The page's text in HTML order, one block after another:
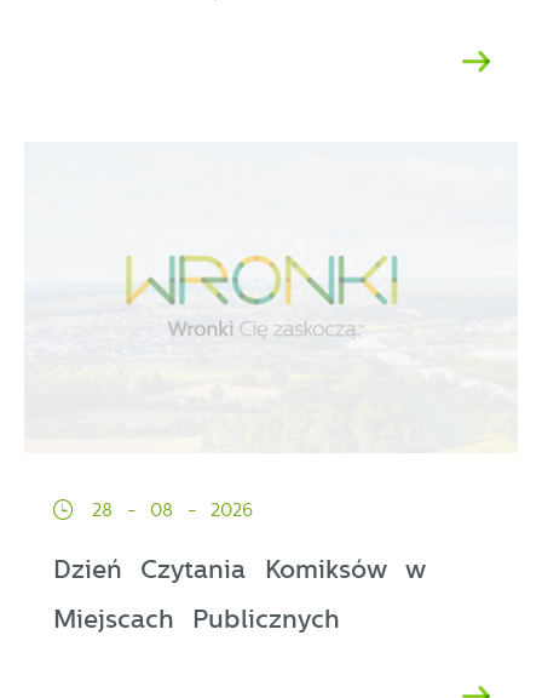
28 - 08 - 2026
Dzień Czytania Komiksów w
Miejscach Publicznych